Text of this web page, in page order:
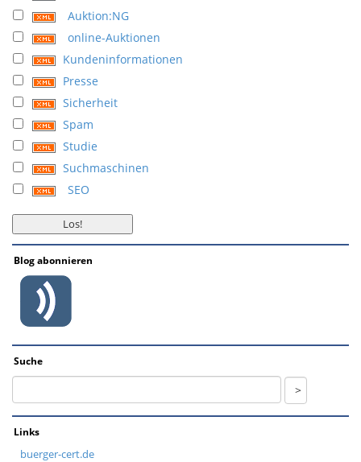
Auktion:NG
online-Auktionen
Kundeninformationen
Presse
Sicherheit
Spam
Studie
Suchmaschinen
SEO
Blog abonnieren
Suche
Links
buerger-cert.de